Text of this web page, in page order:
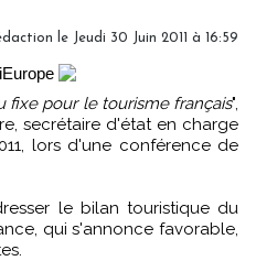
le Jeudi 30 Juin 2011 à 16:59
fixe pour le tourisme français",
secrétaire d'état en charge
lors d'une conférence de
le bilan touristique du
qui s'annonce favorable,